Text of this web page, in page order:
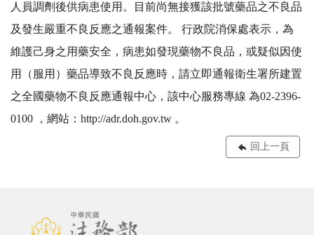
人員調劑後供病患使用。目前尚無接獲該批號藥品之不良品
及發生嚴重不良反應之通報案件。 行政院消保處表示，為
維護己身之用藥安全，病患如發現藥物不良品，或疑似因使
用（服用）藥品導致不良反應時，請立即通報衛生署所建置
之全國藥物不良反應通報中心，該中心服務專線 為02-2396-
0100 ，網站：http://adr.doh.gov.tw 。
回上一頁